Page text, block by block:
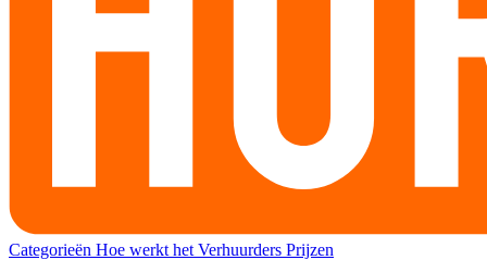
Categorieën Hoe werkt het Verhuurders Prijzen